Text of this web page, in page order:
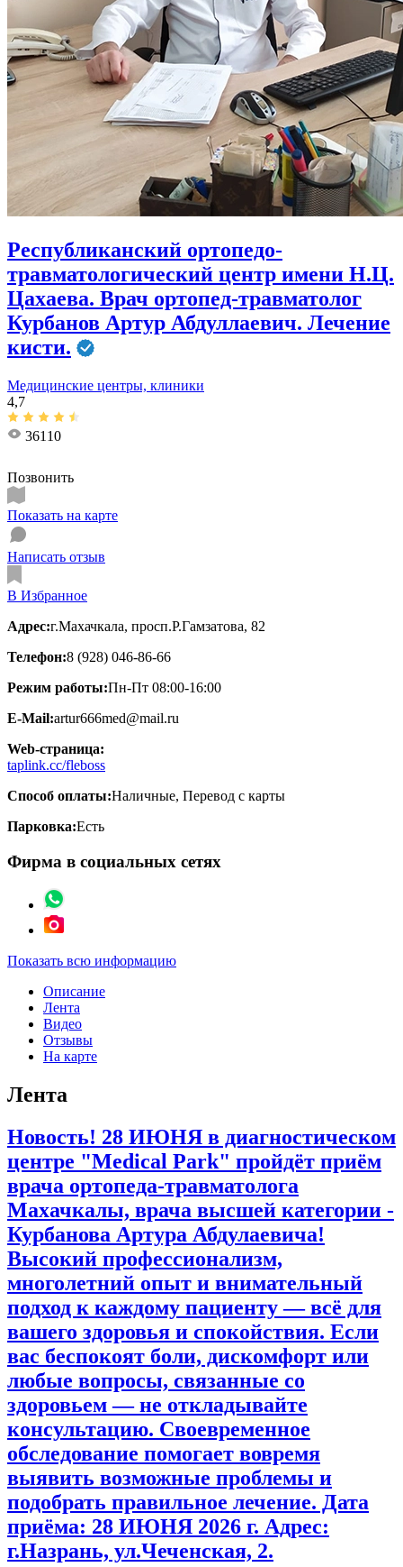
Республиканский ортопедо-
травматологический центр имени Н.Ц.
Цахаева. Врач ортопед-травматолог
Курбанов Артур Абдуллаевич. Лечение
кисти.
Медицинские центры, клиники
4,7
36110
Позвонить
Показать на карте
Написать отзыв
В Избранное
Адрес:г.Махачкала, просп.Р.Гамзатова, 82
Телефон:8 (928) 046-86-66
Режим работы:Пн-Пт 08:00-16:00
E-Mail:artur666med@mail.ru
Web-страница:
taplink.cc/fleboss
Способ оплаты:Наличные, Перевод с карты
Парковка:Есть
Фирма в социальных сетях
Показать всю информацию
Описание
Лента
Видео
Отзывы
На карте
Лента
Новость! 28 ИЮНЯ в диагностическом
центре "Medical Park" пройдёт приём
врача ортопеда-травматолога
Махачкалы, врача высшей категории -
Курбанова Артура Абдулаевича!
Высокий профессионализм,
многолетний опыт и внимательный
подход к каждому пациенту — всё для
вашего здоровья и спокойствия. Если
вас беспокоят боли, дискомфорт или
любые вопросы, связанные со
здоровьем — не откладывайте
консультацию. Своевременное
обследование помогает вовремя
выявить возможные проблемы и
подобрать правильное лечение. Дата
приёма: 28 ИЮНЯ 2026 г. Адрес:
г.Назрань, ул.Чеченская, 2.